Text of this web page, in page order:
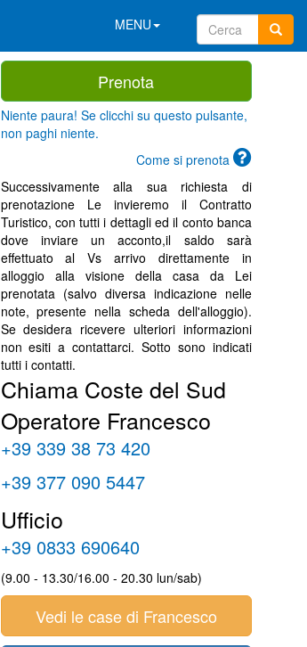
MENU
Prenota
Niente paura! Se clicchi su questo pulsante,
non paghi niente.
Come si prenota
Successivamente alla sua richiesta di
prenotazione Le invieremo il Contratto
Turistico, con tutti i dettagli ed il conto banca
dove inviare un acconto,il saldo sarà
effettuato al Vs arrivo direttamente in
alloggio alla visione della casa da Lei
prenotata (salvo diversa indicazione nelle
note, presente nella scheda dell'alloggio).
Se desidera ricevere ulteriori informazioni
non esiti a contattarci. Sotto sono indicati
tutti i contatti.
Chiama Coste del Sud
Operatore Francesco
+39 339 38 73 420
+39 377 090 5447
Ufficio
+39 0833 690640
(9.00 - 13.30/16.00 - 20.30 lun/sab)
Vedi le case di Francesco